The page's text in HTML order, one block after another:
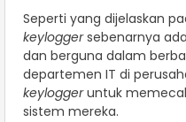
Seperti yang dijelaskan
keyloggersebenarnya
dan berguna dalam
departemen IT di
keyloggeruntuk
sistem mereka.